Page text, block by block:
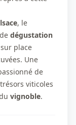
, le
dégustation
place
Une
de
viticoles
vignoble.